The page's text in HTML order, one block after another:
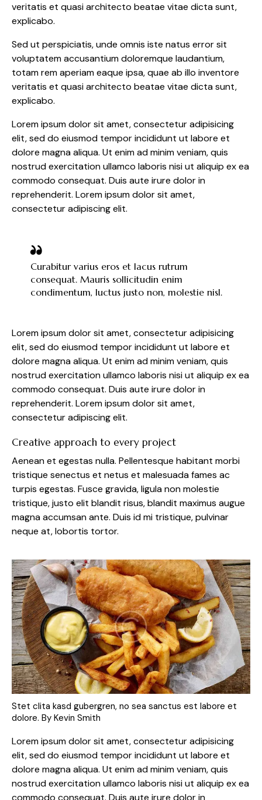
veritatis et quasi architecto beatae vitae dicta sunt,
explicabo.
Sed ut perspiciatis, unde omnis iste natus error sit
voluptatem accusantium doloremque laudantium,
totam rem aperiam eaque ipsa, quae ab illo inventore
veritatis et quasi architecto beatae vitae dicta sunt,
explicabo.
Lorem ipsum dolor sit amet, consectetur adipisicing
elit, sed do eiusmod tempor incididunt ut labore et
dolore magna aliqua. Ut enim ad minim veniam, quis
nostrud exercitation ullamco laboris nisi ut aliquip ex ea
commodo consequat. Duis aute irure dolor in
reprehenderit. Lorem ipsum dolor sit amet,
consectetur adipiscing elit.
Curabitur varius eros et lacus rutrum
consequat. Mauris sollicitudin enim
condimentum, luctus justo non, molestie nisl.
Lorem ipsum dolor sit amet, consectetur adipisicing
elit, sed do eiusmod tempor incididunt ut labore et
dolore magna aliqua. Ut enim ad minim veniam, quis
nostrud exercitation ullamco laboris nisi ut aliquip ex ea
commodo consequat. Duis aute irure dolor in
reprehenderit. Lorem ipsum dolor sit amet,
consectetur adipiscing elit.
Creative approach to every project
Aenean et egestas nulla. Pellentesque habitant morbi
tristique senectus et netus et malesuada fames ac
turpis egestas. Fusce gravida, ligula non molestie
tristique, justo elit blandit risus, blandit maximus augue
magna accumsan ante. Duis id mi tristique, pulvinar
neque at, lobortis tortor.
Stet clita kasd gubergren, no sea sanctus est labore et
dolore. By Kevin Smith
Lorem ipsum dolor sit amet, consectetur adipisicing
elit, sed do eiusmod tempor incididunt ut labore et
dolore magna aliqua. Ut enim ad minim veniam, quis
nostrud exercitation ullamco laboris nisi ut aliquip ex ea